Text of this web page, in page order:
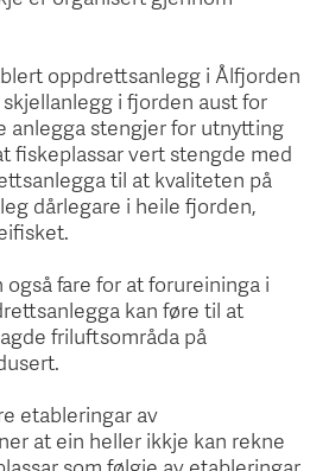
oppdrettsanlegg i Ålfjorden
i fjorden aust for
anlegga stengjer for utnytting
fiskeplassar vert stengde med
til at kvaliteten på
dårlegare i heile fjorden,
fare for at forureininga i
kan føre til at
friluftsområda på
etableringar av
at ein heller ikkje kan rekne